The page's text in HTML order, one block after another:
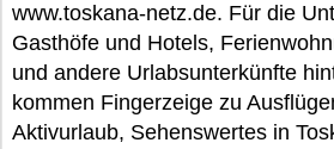
www.toskana-netz.de. Für die
Gasthöfe und Hotels,
und andere Urlabsunterkünfte
kommen Fingerzeige zu
Aktivurlaub, Sehenswertes in